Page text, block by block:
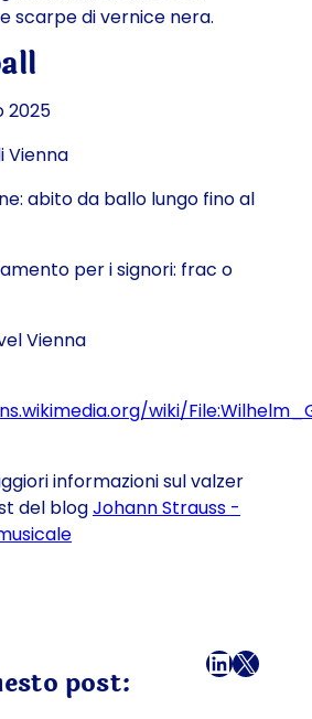
scarpe di vernice nera.
2025
Vienna
abito da ballo lungo fino al
per i signori: frac o
Vienna
wiki/
informazioni sul valzer
del blogJohann Strauss -
post:
Facebook
LinkedIn
X